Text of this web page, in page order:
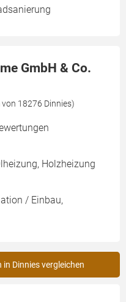
GmbH & Co.
18276 Dinnies)
Holzheizung
/ Einbau,
Dinnies vergleichen